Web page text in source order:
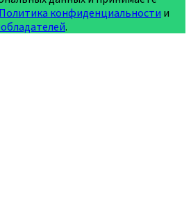
Политика конфиденциальности и
.